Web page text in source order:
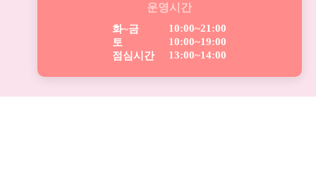
운영시간
화~금
10:00~21:00
토
10:00~19:00
점심시간
13:00~14:00